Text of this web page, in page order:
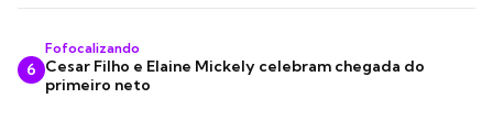
6
Fofocalizando
Cesar Filho e Elaine Mickely celebram chegada do
primeiro neto